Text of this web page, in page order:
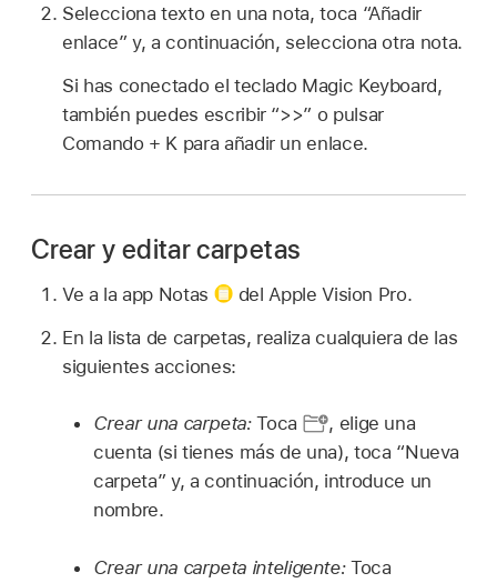
Selecciona texto en una nota, toca “Añadir
enlace” y, a continuación, selecciona otra nota.
Si has conectado el teclado Magic Keyboard,
también puedes escribir “>>” o pulsar
Comando + K para añadir un enlace.
Crear y editar carpetas
Ve a la app Notas
del Apple Vision Pro.
En la lista de carpetas, realiza cualquiera de las
siguientes acciones:
Crear una carpeta:Toca , elige una
cuenta (si tienes más de una), toca “Nueva
carpeta” y, a continuación, introduce un
nombre.
Crear una carpeta inteligente:Toca